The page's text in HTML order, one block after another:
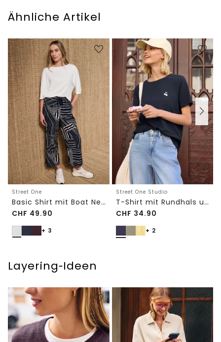
Ähnliche Artikel
Street One
Basic Shirt mit Boat Neck und Elastikbund
CHF 49.90
+ 3
Street One Studio
T-Shirt mit Rundhals und Embroidery-Detail
CHF 34.90
+ 2
Layering‑Ideen